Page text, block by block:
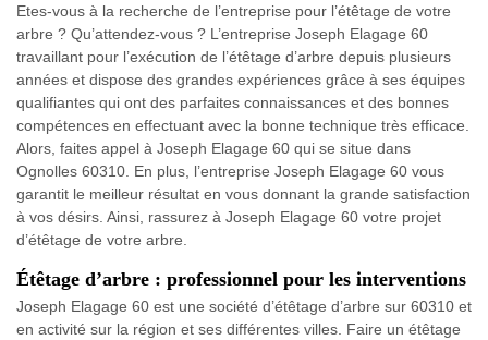
Etes-vous à la recherche de l’entreprise pour l’étêtage de votre
arbre ? Qu’attendez-vous ? L’entreprise Joseph Elagage 60
travaillant pour l’exécution de l’étêtage d’arbre depuis plusieurs
années et dispose des grandes expériences grâce à ses équipes
qualifiantes qui ont des parfaites connaissances et des bonnes
compétences en effectuant avec la bonne technique très efficace.
Alors, faites appel à Joseph Elagage 60 qui se situe dans
Ognolles 60310. En plus, l’entreprise Joseph Elagage 60 vous
garantit le meilleur résultat en vous donnant la grande satisfaction
à vos désirs. Ainsi, rassurez à Joseph Elagage 60 votre projet
d’étêtage de votre arbre.
Étêtage d’arbre : professionnel pour les interventions
Joseph Elagage 60 est une société d’étêtage d’arbre sur 60310 et
en activité sur la région et ses différentes villes. Faire un étêtage